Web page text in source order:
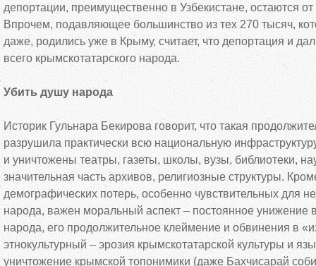
депортации, преимущественно в Узбекистане, остаются
Впрочем, подавляющее большинство из тех 270 тысяч,
даже, родились уже в Крыму, считает, что депортация и
всего крымскотатарского народа.
Убить душу народа
Историк Гульнара Бекирова говорит, что такая
разрушила практически всю национальную
и уничтожены театры, газеты, школы, вузы, библиотеки,
значительная часть архивов, религиозные структуры.
демографических потерь, особенно чувствительных для
народа, важен моральный аспект – постоянное унижение
народа, его продолжительное клеймение и обвинения в
этнокультурный – эрозия крымскотатарской культуры и
уничтожение крымской топонимики (даже Бахчисарай